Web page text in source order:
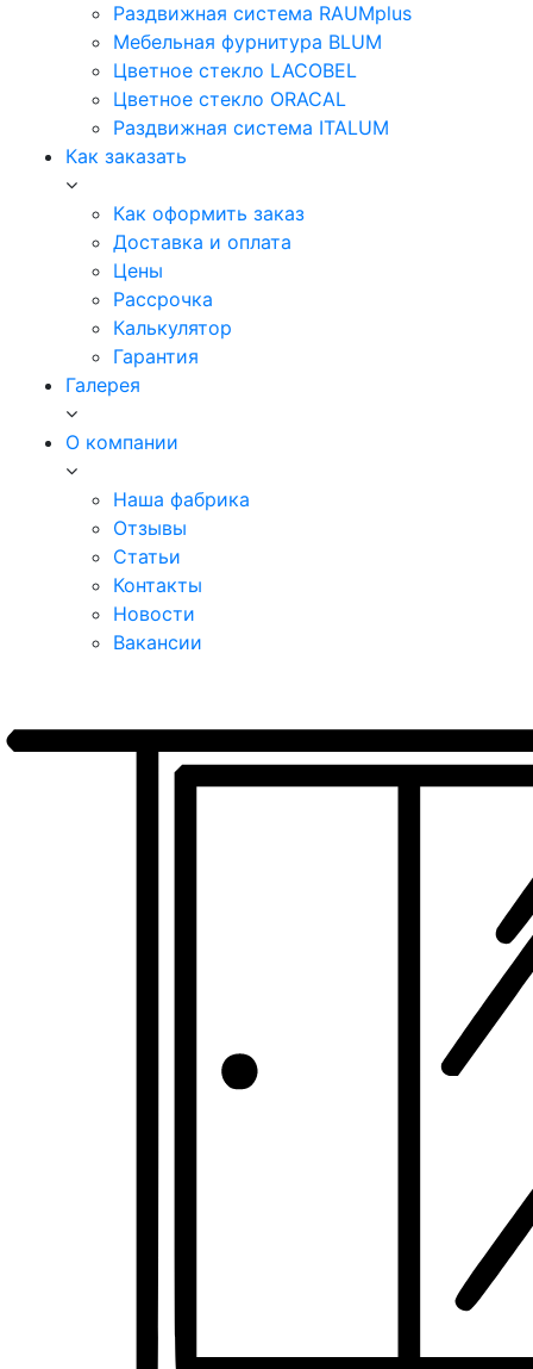
Раздвижная система RAUMplus
Мебельная фурнитура BLUM
Цветное стекло LACOBEL
Цветное стекло ORACAL
Раздвижная система ITALUM
Как заказать
Как оформить заказ
Доставка и оплата
Цены
Рассрочка
Калькулятор
Гарантия
Галерея
О компании
Наша фабрика
Отзывы
Статьи
Контакты
Новости
Вакансии